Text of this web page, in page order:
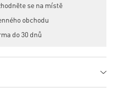
se na místě
obchodu
do 30 dnů